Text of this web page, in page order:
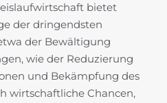
bietet
der dringendsten
der Bewältigung
wie der Reduzierung
und Bekämpfung des
wirtschaftliche Chancen,